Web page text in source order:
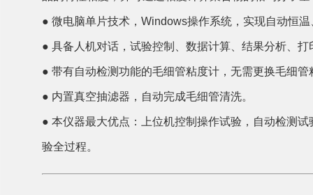
● 微电脑单片技术，Windows操作系统，实现自动恒
● 具备人机对话，试验控制、数据计算、结果分析、
● 带有自动检测功能的毛细管粘度计，无需更换毛细
● 内置真空抽滤器，自动完成毛细管清洗。
● 本仪器最大优点：上位机控制操作试验，自动检测
验全过程。